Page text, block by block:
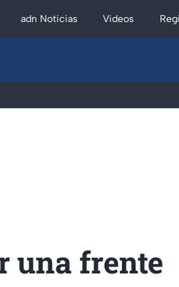
adn Noticias Videos
una frente